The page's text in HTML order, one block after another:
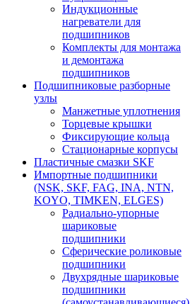
Индукционные
нагреватели для
подшипников
Комплекты для монтажа
и демонтажа
подшипников
Подшипниковые разборные
узлы
Манжетные уплотнения
Торцевые крышки
Фиксирующие кольца
Стационарные корпусы
Пластичные смазки SKF
Импортные подшипники
(NSK, SKF, FAG, INA, NTN,
KOYO, TIMKEN, ELGES)
Радиально-упорные
шариковые
подшипники
Сферические роликовые
подшипники
Двухрядные шариковые
подшипники